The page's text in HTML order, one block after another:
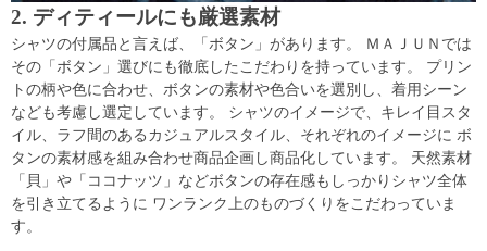
2. ディティールにも厳選素材
シャツの付属品と言えば、「ボタン」があります。 ＭＡＪＵＮでは
その「ボタン」選びにも徹底したこだわりを持っています。 プリン
トの柄や色に合わせ、ボタンの素材や色合いを選別し、着用シーン
なども考慮し選定しています。 シャツのイメージで、キレイ目スタ
イル、ラフ間のあるカジュアルスタイル、それぞれのイメージに ボ
タンの素材感を組み合わせ商品企画し商品化しています。 天然素材
「貝」や「ココナッツ」などボタンの存在感もしっかりシャツ全体
を引き立てるように ワンランク上のものづくりをこだわっていま
す。